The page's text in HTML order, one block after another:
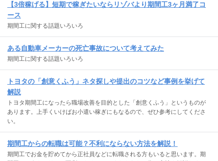
【3倍稼げる】短期で稼ぎたいならリゾバより期間工3ヶ月満了コ
ース
期間工に関する話題いろいろ
ある自動車メーカーの死亡事故について考えてみた
期間工に関する話題いろいろ
トヨタの「創意くふう」ネタ探しや提出のコツなど事例を挙げて
解説
トヨタ期間工になったら職場改善を目的とした「創意くふう」というものが
あります。上手くいけばお小遣い稼ぎにもなるので、ぜひ参考にしてくださ
い。
期間工からの転職は可能？不利にならない方法を解説！
期間工でお金を貯めてから正社員などに転職される方もいると思います。期